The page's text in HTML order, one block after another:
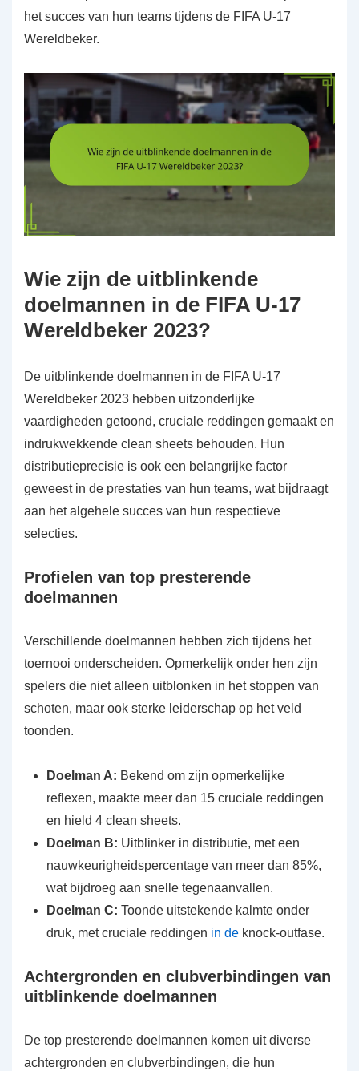
het succes van hun teams tijdens de FIFA U-17
Wereldbeker.
Wie zijn de uitblinkende
doelmannen in de FIFA U-17
Wereldbeker 2023?
De uitblinkende doelmannen in de FIFA U-17
Wereldbeker 2023 hebben uitzonderlijke
vaardigheden getoond, cruciale reddingen gemaakt en
indrukwekkende clean sheets behouden. Hun
distributieprecisie is ook een belangrijke factor
geweest in de prestaties van hun teams, wat bijdraagt
aan het algehele succes van hun respectieve
selecties.
Profielen van top presterende
doelmannen
Verschillende doelmannen hebben zich tijdens het
toernooi onderscheiden. Opmerkelijk onder hen zijn
spelers die niet alleen uitblonken in het stoppen van
schoten, maar ook sterke leiderschap op het veld
toonden.
Doelman A: Bekend om zijn opmerkelijke
reflexen, maakte meer dan 15 cruciale reddingen
en hield 4 clean sheets.
Doelman B: Uitblinker in distributie, met een
nauwkeurigheidspercentage van meer dan 85%,
wat bijdroeg aan snelle tegenaanvallen.
Doelman C: Toonde uitstekende kalmte onder
druk, met cruciale reddingen in de knock-outfase.
Achtergronden en clubverbindingen van
uitblinkende doelmannen
De top presterende doelmannen komen uit diverse
achtergronden en clubverbindingen, die hun